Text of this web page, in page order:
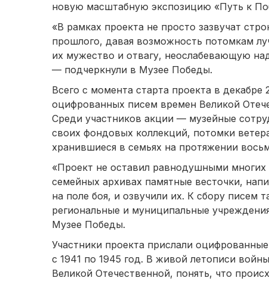
новую масштабную экспозицию «Путь к
«В рамках проекта не просто зазвучат
прошлого, давая возможность потомкам
их мужество и отвагу, неослабевающую
— подчеркнули в Музее Победы.
Всего с момента старта проекта в
оцифрованных писем времен Великой
Среди участников акции — музейные
своих фондовых коллекций, потомки
хранившиеся в семьях на протяжении
«Проект не оставил равнодушными
семейных архивах памятные весточки,
на поле боя, и озвучили их. К сбору писем
региональные и муниципальные
Музее Победы.
Участники проекта прислали
с 1941 по 1945 год. В живой летописи
Великой Отечественной, понять, что